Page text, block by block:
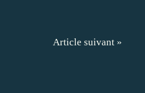
Article suivant »